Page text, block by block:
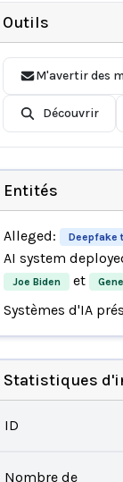
Outils
M'avertir des
Découvrir
Entités
Alleged: Deepfake
AI system
Joe Biden et
Systèmes d'IA
Statistiques
ID
Nombre de